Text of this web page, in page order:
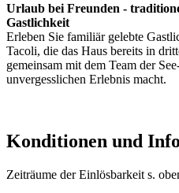
Urlaub bei Freunden -
Gastlichkeit
Erleben Sie familiär gelebte
Tacoli, die das Haus bereits in
gemeinsam mit dem Team der
unvergesslichen Erlebnis macht.
Konditionen und
Zeiträume der Einlösbarkeit s.